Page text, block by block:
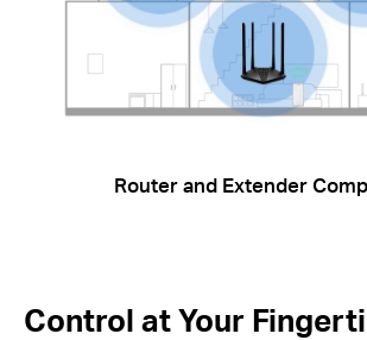
Router and Extender
Control at Your